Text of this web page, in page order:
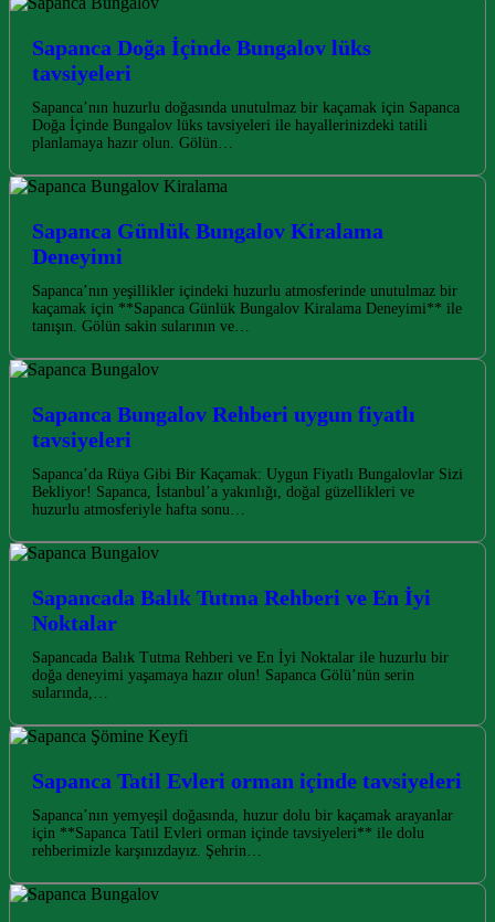
Sapanca Doğa İçinde Bungalov lüks
tavsiyeleri
Sapanca’nın huzurlu doğasında unutulmaz bir kaçamak için Sapanca
Doğa İçinde Bungalov lüks tavsiyeleri ile hayallerinizdeki tatili
planlamaya hazır olun. Gölün…
Sapanca Günlük Bungalov Kiralama
Deneyimi
Sapanca’nın yeşillikler içindeki huzurlu atmosferinde unutulmaz bir
kaçamak için **Sapanca Günlük Bungalov Kiralama Deneyimi** ile
tanışın. Gölün sakin sularının ve…
Sapanca Bungalov Rehberi uygun fiyatlı
tavsiyeleri
Sapanca’da Rüya Gibi Bir Kaçamak: Uygun Fiyatlı Bungalovlar Sizi
Bekliyor! Sapanca, İstanbul’a yakınlığı, doğal güzellikleri ve
huzurlu atmosferiyle hafta sonu…
Sapancada Balık Tutma Rehberi ve En İyi
Noktalar
Sapancada Balık Tutma Rehberi ve En İyi Noktalar ile huzurlu bir
doğa deneyimi yaşamaya hazır olun! Sapanca Gölü’nün serin
sularında,…
Sapanca Tatil Evleri orman içinde tavsiyeleri
Sapanca’nın yemyeşil doğasında, huzur dolu bir kaçamak arayanlar
için **Sapanca Tatil Evleri orman içinde tavsiyeleri** ile dolu
rehberimizle karşınızdayız. Şehrin…